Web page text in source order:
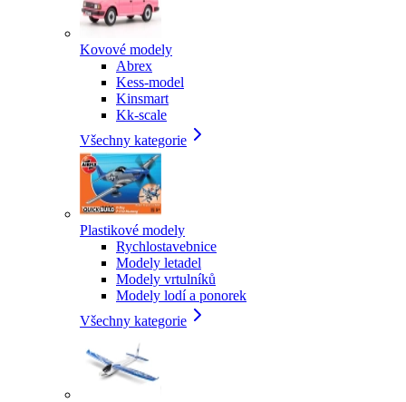
Kovové modely
Abrex
Kess-model
Kinsmart
Kk-scale
Všechny kategorie
Plastikové modely
Rychlostavebnice
Modely letadel
Modely vrtulníků
Modely lodí a ponorek
Všechny kategorie